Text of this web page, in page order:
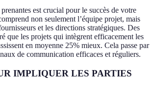
est crucial pour le succès de votre
non seulement l’équipe projet, mais
et les directions stratégiques. Des
que les projets qui intègrent efficacement les
en moyenne 25% mieux. Cela passe par
de communication efficaces et réguliers.
IMPLIQUER LES PARTIES